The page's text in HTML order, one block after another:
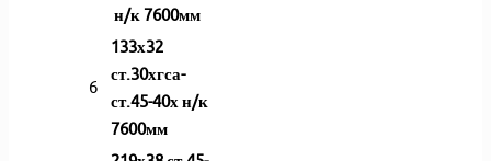
н/к 7600мм
6
133х32
ст.30хгса-
ст.45-40х н/к
7600мм